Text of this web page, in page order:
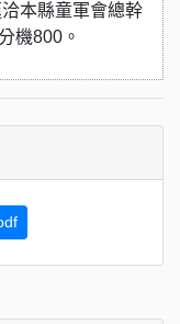
本縣童軍會總幹
機800。